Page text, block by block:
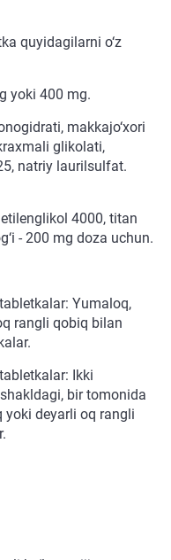
quyidagilarni o‘z
yoki 400 mg.
makkajo‘xori
glikolati,
natriy laurilsulfat.
4000, titan
- 200 mg doza uchun.
Yumaloq,
rangli qobiq bilan
Ikki
bir tomonida
yoki deyarli oq rangli